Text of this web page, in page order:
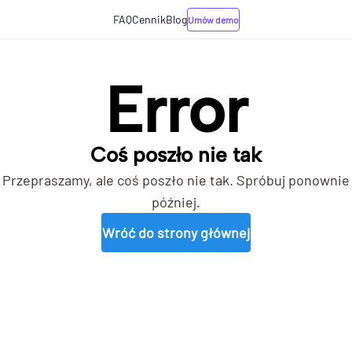
FAQCennikBlogUmów demo
Error
Coś poszło nie tak
Przepraszamy, ale coś poszło nie tak. Spróbuj ponownie
później.
Wróć do strony głównej